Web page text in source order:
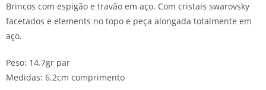
Brincos com espigão e travão em aço. Com cristais swarovsky
facetados e elements no topo e peça alongada totalmente em
aço.
Peso: 14.7gr par
Medidas: 6.2cm comprimento